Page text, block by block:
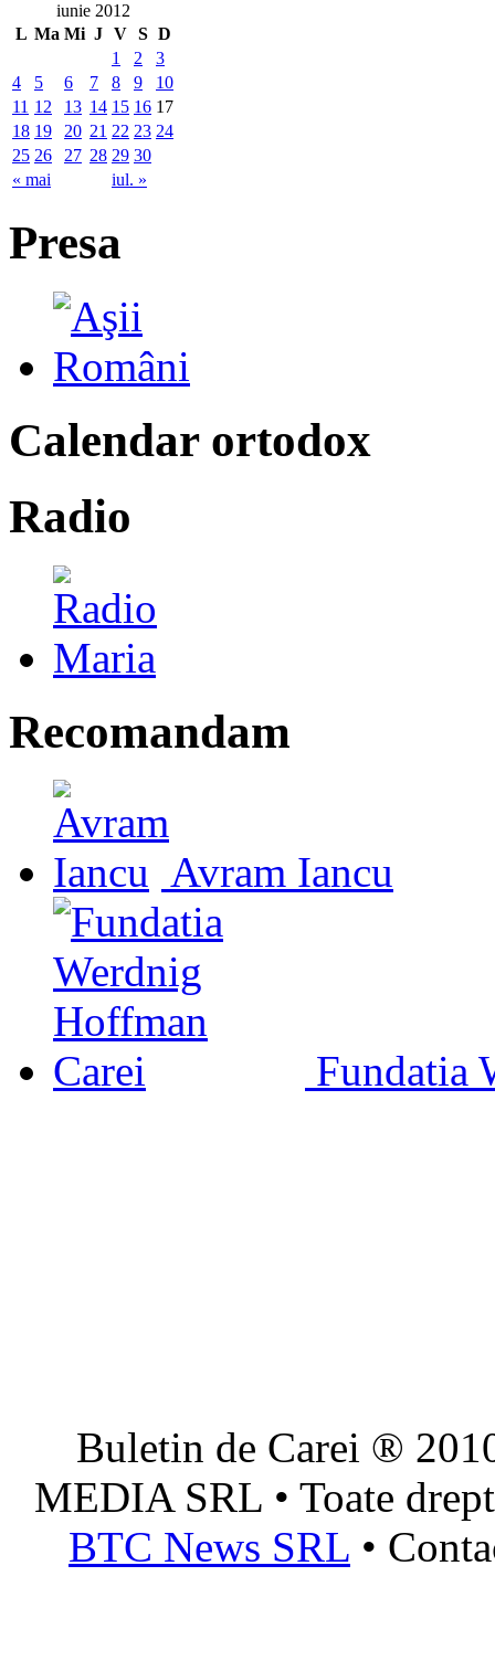
iunie 2012
L Ma Mi J V S D
« mai iul. »
1 2
3
4
5 6 7 8 9
10
11 12 13 14 15 16 17
18 19 20 21 22 23 24
25 26 27 28 29 30
Presa
Calendar ortodox
Radio
Recomandam
Avram Iancu
Fundatia
Buletin de Carei ®
MEDIA SRL • Toate
BTC News SRL •